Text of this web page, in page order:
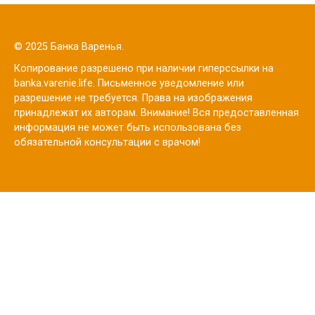
© 2025 Банка Варенья.
Копирование разрешено при наличии гиперссылки на
banka.varenie.life. Письменное уведомление или
разрешение не требуется. Права на изображения
принадлежат их авторам. Внимание! Вся предоставленная
информация не может быть использована без
обязательной консультации с врачом!